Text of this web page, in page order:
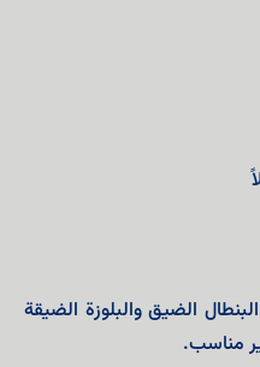
الضيق والبلوزة الضيقة
مناسب.